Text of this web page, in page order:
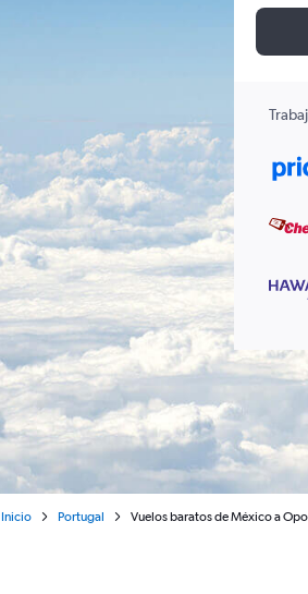
Inicio Portugal Vuelos baratos de México a